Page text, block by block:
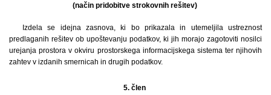
(način pridobitve strokovnih rešitev)
Izdela se idejna zasnova, ki bo prikazala in utemeljila ustreznost
predlaganih rešitev ob upoštevanju podatkov, ki jih morajo zagotoviti nosilci
urejanja prostora v okviru prostorskega informacijskega sistema ter njihovih
zahtev v izdanih smernicah in drugih podatkov.
5. člen